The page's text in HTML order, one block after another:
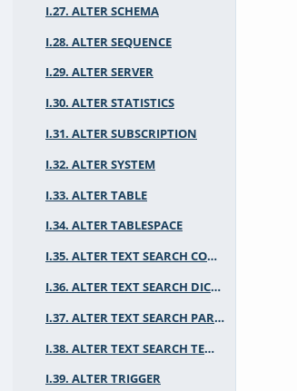
I.27. ALTER SCHEMA
I.28. ALTER SEQUENCE
I.29. ALTER SERVER
I.30. ALTER STATISTICS
I.31. ALTER SUBSCRIPTION
I.32. ALTER SYSTEM
I.33. ALTER TABLE
I.34. ALTER TABLESPACE
I.35. ALTER TEXT SEARCH CONFIGURATION
I.36. ALTER TEXT SEARCH DICTIONARY
I.37. ALTER TEXT SEARCH PARSER
I.38. ALTER TEXT SEARCH TEMPLATE
I.39. ALTER TRIGGER